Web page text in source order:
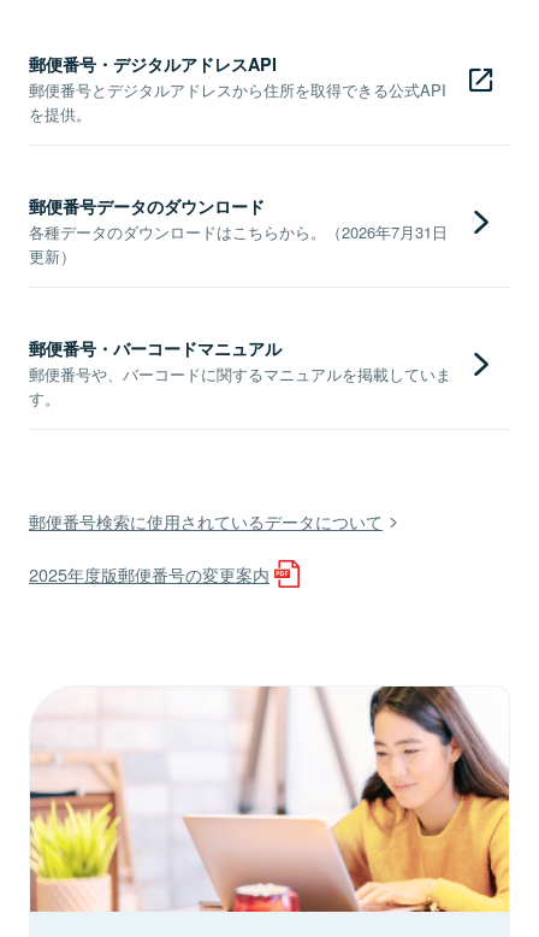
郵便番号・デジタルアドレスAPI
郵便番号とデジタルアドレスから住所を取得できる公式API
を提供。
郵便番号データのダウンロード
各種データのダウンロードはこちらから。（2026年7月31日
更新）
郵便番号・バーコードマニュアル
郵便番号や、バーコードに関するマニュアルを掲載していま
す。
郵便番号検索に使用されているデータについて
2025年度版郵便番号の変更案内